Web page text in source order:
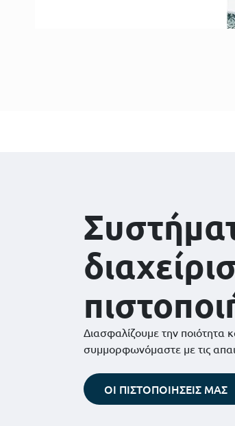
Διασφαλίζουμε την ποιότητα
συμμορφωνόμαστε με τις
ΟΙ ΠΙΣΤΟΠΟΙΗΣΕΙΣ ΜΑΣ